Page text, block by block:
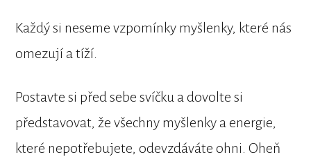
Každý si neseme vzpomínky myšlenky, které nás
omezují a tíží.
Postavte si před sebe svíčku a dovolte si
představovat, že všechny myšlenky a energie,
které nepotřebujete, odevzdáváte ohni. Oheň